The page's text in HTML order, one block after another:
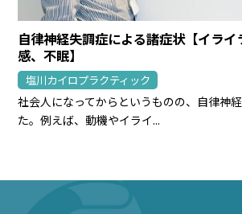
自律神経失調症による諸症状【イラ
感、不眠】
塩川カイロプラクティック
社会人になってからというものの、自律神
た。例えば、動機やイライ...